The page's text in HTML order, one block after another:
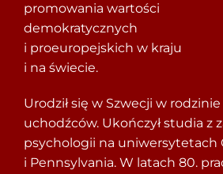
promowania wartości
demokratycznych
i proeuropejskich w kraju
i na świecie.
Urodził się w Szwecji w
uchodźców. Ukończył studia z
psychologii na uniwersytetach
i Pennsylvania. W latach 80.